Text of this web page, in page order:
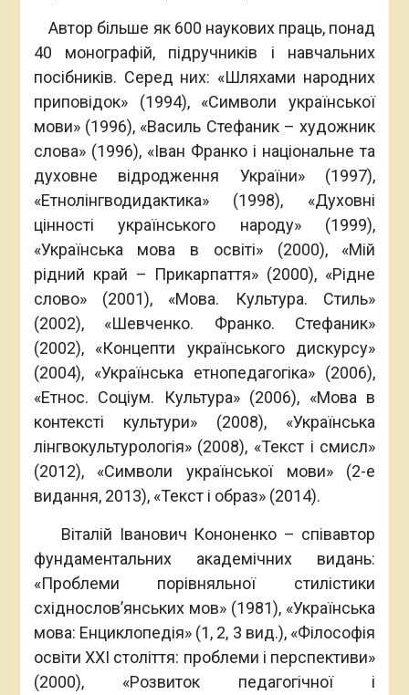
Автор більше як 600 наукових праць, понад
40 монографій, підручників і навчальних
посібників. Серед них: «Шляхами народних
приповідок» (1994), «Символи української
мови» (1996), «Василь Стефаник – художник
слова» (1996), «Іван Франко і національне та
духовне відродження України» (1997),
«Етнолінгводидактика» (1998), «Духовні
цінності українського народу» (1999),
«Українська мова в освіті» (2000), «Мій
рідний край – Прикарпаття» (2000), «Рідне
слово» (2001), «Мова. Культура. Стиль»
(2002), «Шевченко. Франко. Стефаник»
(2002), «Концепти українського дискурсу»
(2004), «Українська етнопедагогіка» (2006),
«Етнос. Соціум. Культура» (2006), «Мова в
контексті культури» (2008), «Українська
лінгвокультурологія» (2008), «Текст і смисл»
(2012), «Символи української мови» (2-е
видання, 2013), «Текст і образ» (2014).
Віталій Іванович Кононенко – співавтор
фундаментальних академічних видань:
«Проблеми порівняльної стилістики
східнослов’янських мов» (1981), «Українська
мова: Енциклопедія» (1, 2, 3 вид.), «Філософія
освіти ХХІ століття: проблеми і перспективи»
(2000), «Розвиток педагогічної і